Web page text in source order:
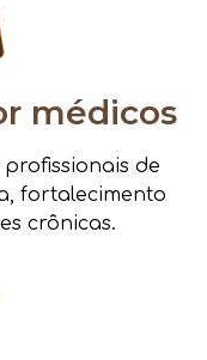
médicos
de
fortalecimento
crônicas.